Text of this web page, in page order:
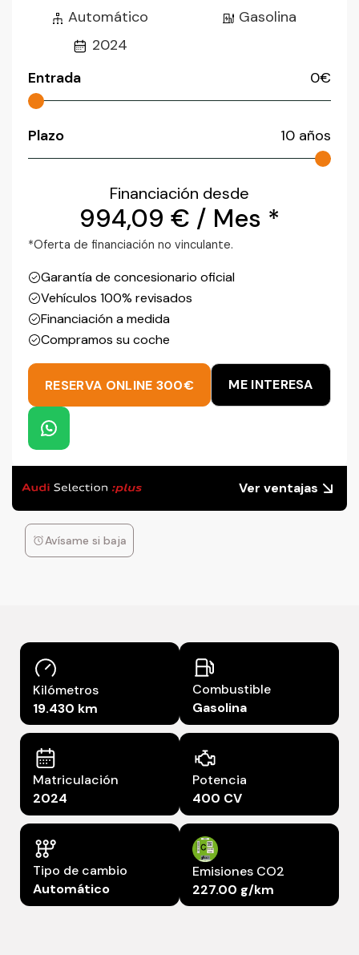
Automático
Gasolina
2024
Entrada
0€
Plazo 10 años
Financiación desde
994,09 € / Mes *
*Oferta de financiación no vinculante.
Garantía de concesionario oficial
Vehículos 100% revisados
Financiación a medida
Compramos su coche
RESERVA ONLINE 300€ ME INTERESA
Ver ventajas
Avísame si baja
Kilómetros
19.430 km
Combustible
Gasolina
Matriculación
2024
Potencia
400 CV
Tipo de cambio
Automático
Emisiones CO2
227.00 g/km